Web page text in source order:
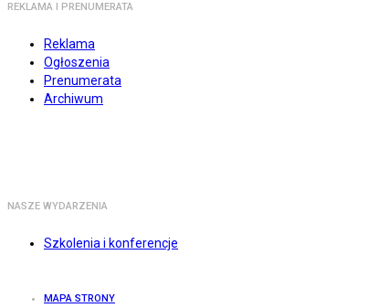
REKLAMA I PRENUMERATA
Reklama
Ogłoszenia
Prenumerata
Archiwum
NASZE WYDARZENIA
Szkolenia i konferencje
MAPA STRONY